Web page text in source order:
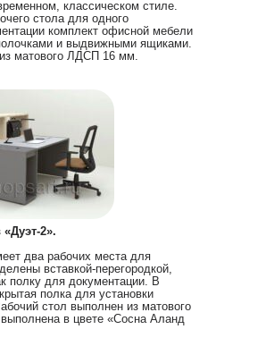
классическом стиле.
стола для одного
комплект офисной мебели
и выдвижными ящиками.
матового ЛДСП 16 мм.
2».
два рабочих места для
вставкой-перегородкой,
полку для документации. В
полка для установки
стол выполнен из матового
в цвете «Сосна Аланд